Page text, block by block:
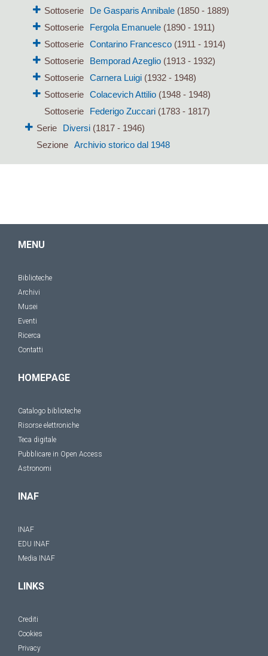
Sottoserie
De Gasparis Annibale (1850 - 1889)
Sottoserie
Fergola Emanuele (1890 - 1911)
Sottoserie
Contarino Francesco (1911 - 1914)
Sottoserie
Bemporad Azeglio (1913 - 1932)
Sottoserie
Carnera Luigi (1932 - 1948)
Sottoserie
Colacevich Attilio (1948 - 1948)
Sottoserie
Federigo Zuccari (1783 - 1817)
Serie
Diversi(1817 - 1946)
Sezione Archivio storico dal 1948
MENU
Biblioteche
Archivi
Musei
Eventi
Ricerca
Contatti
HOMEPAGE
Catalogo biblioteche
Risorse elettroniche
Teca digitale
Pubblicare in Open Access
Astronomi
INAF
INAF
EDU INAF
Media INAF
LINKS
Crediti
Cookies
Privacy